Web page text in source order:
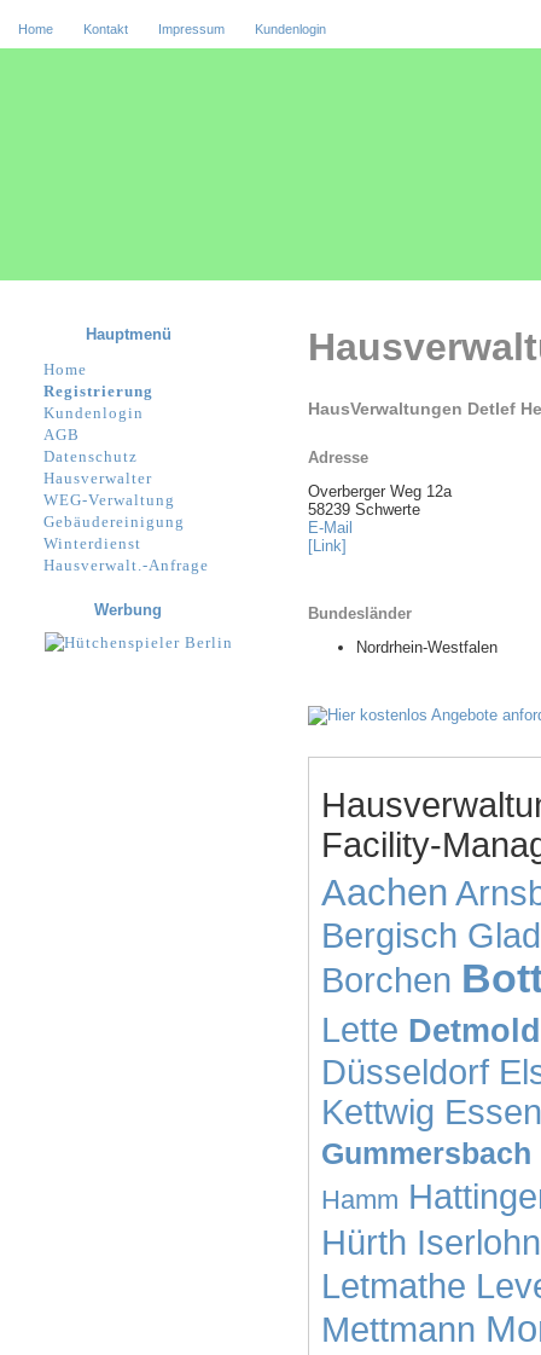
Home Kontakt Impressum Kundenlogin
HausVerwaltungen Detlef
Adresse
Overberger Weg 12a
58239 Schwerte
E-Mail
[Link]
Bundesländer
Nordrhein-Westfalen
Facility-
Aachen
Bergisch
Borchen
Lette Detmold
Düsseldorf
Kettwig
Gummersbach
Hamm
Hürth Iserlohn
Letmathe
Mettmann
Hauptmenü
Home
Registrierung
Kundenlogin
AGB
Datenschutz
Hausverwalter
WEG-Verwaltung
Gebäudereinigung
Winterdienst
Hausverwalt.-Anfrage
Werbung